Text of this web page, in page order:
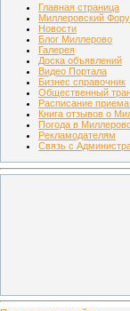
Главная страница
Миллеровский
Новости
Блог Миллерово
Галерея
Доска объявлений
Видео Портала
Бизнес справочник
Общественный
Расписание
Книга отзывов о
Погода в
Рекламодателям
Связь с